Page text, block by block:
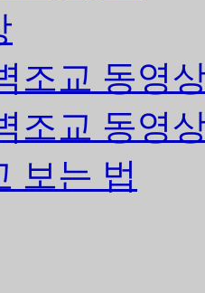
조교 동영
조교 동영
보는 법